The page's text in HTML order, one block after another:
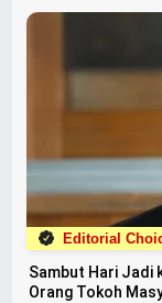
Editorial
Sambut Hari Jadi
Orang Tokoh